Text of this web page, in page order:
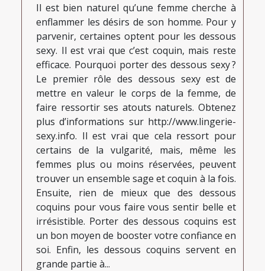
Il est bien naturel qu’une femme cherche à
enflammer les désirs de son homme. Pour y
parvenir, certaines optent pour les dessous
sexy. Il est vrai que c’est coquin, mais reste
efficace. Pourquoi porter des dessous sexy ?
Le premier rôle des dessous sexy est de
mettre en valeur le corps de la femme, de
faire ressortir ses atouts naturels. Obtenez
plus d’informations sur http://www.lingerie-
sexy.info. Il est vrai que cela ressort pour
certains de la vulgarité, mais, même les
femmes plus ou moins réservées, peuvent
trouver un ensemble sage et coquin à la fois.
Ensuite, rien de mieux que des dessous
coquins pour vous faire vous sentir belle et
irrésistible. Porter des dessous coquins est
un bon moyen de booster votre confiance en
soi. Enfin, les dessous coquins servent en
grande partie à...